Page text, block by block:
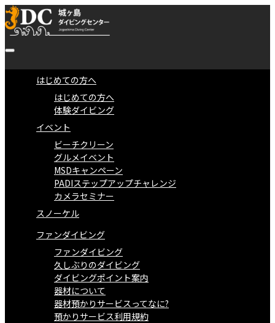
はじめての方へ
はじめての方へ
体験ダイビング
イベント
ビーチクリーン
グルメイベント
MSDキャンペーン
PADIステップアップチャレンジ
カメラセミナー
スノーケル
ファンダイビング
ファンダイビング
久しぶりのダイビング
ダイビングポイント案内
器材について
器材預かりサービスってなに?
預かりサービス利用規約